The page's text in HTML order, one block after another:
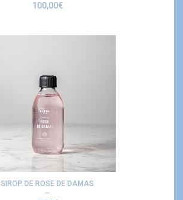
100,00€
SIROP DE ROSE DE DAMAS